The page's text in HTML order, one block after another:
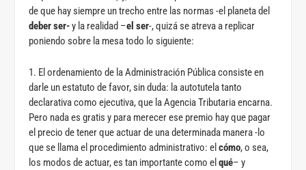
de que hay siempre un trecho entre las normas -el planeta del
deber ser-y la realidad –el ser-, quizá se atreva a replicar
poniendo sobre la mesa todo lo siguiente:
1. El ordenamiento de la Administración Pública consiste en
darle un estatuto de favor, sin duda: la autotutela tanto
declarativa como ejecutiva, que la Agencia Tributaria encarna.
Pero nada es gratis y para merecer ese premio hay que pagar
el precio de tener que actuar de una determinada manera -lo
que se llama el procedimiento administrativo: elcómo, o sea,
los modos de actuar, es tan importante como elqué– y